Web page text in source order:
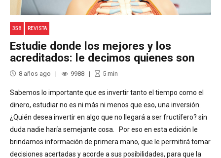
358 REVISTA
Estudie donde los mejores y los
acreditados: le decimos quienes son
8 años ago 9988 5min
Sabemos lo importante que es invertir tanto el tiempo como el
dinero, estudiar no es ni más ni menos que eso, una inversión.
¿Quién desea invertir en algo que no llegará a ser fructífero? sin
duda nadie haría semejante cosa. Por eso en esta edición le
brindamos información de primera mano, que le permitirá tomar
decisiones acertadas y acorde a sus posibilidades, para que la